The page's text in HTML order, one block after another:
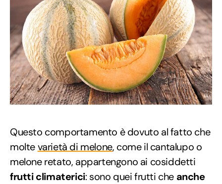
Questo comportamento è dovuto al fatto che
moltevarietà di melone, come il cantalupo o
melone retato, appartengono ai cosiddetti
frutti climaterici: sono quei frutti che anche